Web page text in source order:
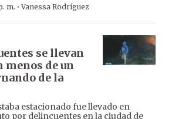
m. ·Vanessa Rodríguez
se llevan
menos de un
de la
estacionado fue llevado en
por delincuentes en la ciudad de